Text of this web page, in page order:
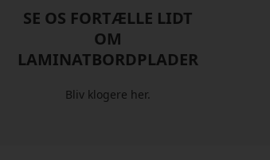
SE OS FORTÆLLE LIDT
OM
LAMINATBORDPLADER
Bliv klogere her.